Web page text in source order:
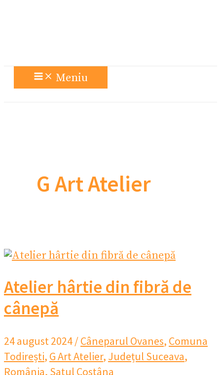
Meniu
G Art Atelier
Atelier hârtie din fibră de
cânepă
24 august 2024/Câneparul Ovanes, Comuna
Todirești, G Art Atelier, Județul Suceava,
România, Satul Costâna